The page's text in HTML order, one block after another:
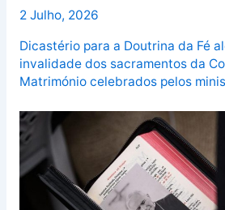
2 Julho, 2026
Dicastério para a Doutrina da Fé
invalidade dos sacramentos da
Matrimónio celebrados pelos